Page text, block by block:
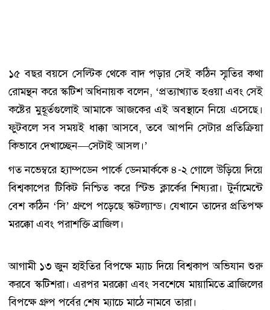
১৫ বছর বয়সে সেল্টিক থেকে বাদ পড়ার সেই কঠিন স্মৃতির কথা
রোমন্থন করে স্কটিশ অধিনায়ক বলেন, ‘প্রত্যাখ্যাত হওয়া এবং সেই
কষ্টের মুহূর্তগুলোই আমাকে আজকের এই অবস্থানে নিয়ে এসেছে।
ফুটবলে সব সময়ই ধাক্কা আসবে, তবে আপনি সেটার প্রতিক্রিয়া
কিভাবে দেখাচ্ছেন—সেটাই আসল।’
গত নভেম্বরে হ্যাম্পডেন পার্কে ডেনমার্ককে ৪-২ গোলে উড়িয়ে দিয়ে
বিশ্বকাপের টিকিট নিশ্চিত করে স্টিভ ক্লার্কের শিষ্যরা। টুর্নামেন্টে
বেশ কঠিন ‘সি’ গ্রুপে পড়েছে স্কটল্যান্ড। যেখানে তাদের প্রতিপক্ষ
মরক্কো এবং পরাশক্তি ব্রাজিল।
আগামী ১৩ জুন হাইতির বিপক্ষে ম্যাচ দিয়ে বিশ্বকাপ অভিযান শুরু
করবে স্কটিশরা। এরপর মরক্কো এবং সবশেষে মায়ামিতে ব্রাজিলের
বিপক্ষে গ্রুপ পর্বের শেষ ম্যাচে মাঠে নামবে তারা।